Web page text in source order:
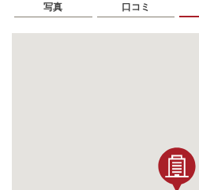
写真 口コミ